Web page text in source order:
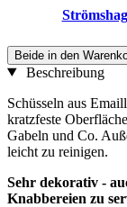
Beide in den
Beschreibung
Schüsseln aus
kratzfeste
Gabeln und Co.
leicht zu reinigen.
Sehr dekorativ -
Knabbereien zu